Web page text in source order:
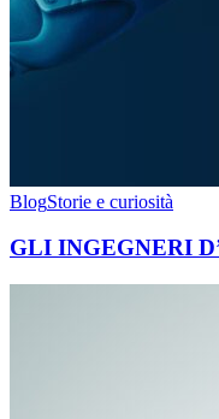
BlogStorie e curiosità
GLI INGEGNERI